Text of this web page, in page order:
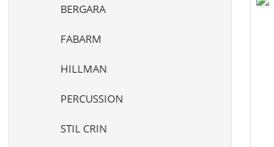
BERGARA
FABARM
HILLMAN
PERCUSSION
STIL CRIN